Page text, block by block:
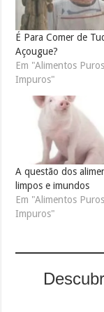
É Para Comer de
Açougue?
Em "Alimentos
Impuros"
A questão dos
limpos e imundos
Em "Alimentos
Impuros"